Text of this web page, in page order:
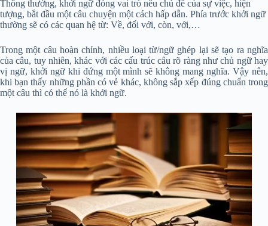
Thông thường, khởi ngữ đóng vai trò nêu chủ đề của sự việc, hiện
tượng, bắt đầu một câu chuyện một cách hấp dẫn. Phía trước khởi ngữ
thường sẽ có các quan hệ từ: Về, đối với, còn, với,…
Trong một câu hoàn chỉnh, nhiều loại từ/ngữ ghép lại sẽ tạo ra nghĩa
của câu, tuy nhiên, khác với các cấu trúc câu rõ ràng như chủ ngữ hay
vị ngữ, khởi ngữ khi đứng một mình sẽ không mang nghĩa. Vậy nên,
khi bạn thấy những phần có vẻ khác, không sắp xếp đúng chuẩn trong
một câu thì có thể nó là khởi ngữ.